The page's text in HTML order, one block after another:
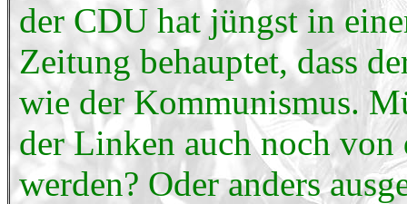
der CDU hat jüngst in
Zeitung behauptet, dass
wie der Kommunismus.
der Linken auch noch
werden? Oder anders